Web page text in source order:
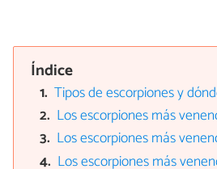
Índice
Tipos de escorpiones y
Los escorpiones más
Los escorpiones más
Los escorpiones más